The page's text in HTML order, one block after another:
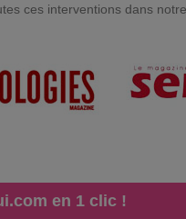
ces interventions dans
en 1 clic !